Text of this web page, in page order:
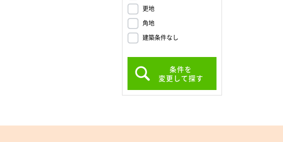
更地
角地
建築条件なし
条件を
変更して探す